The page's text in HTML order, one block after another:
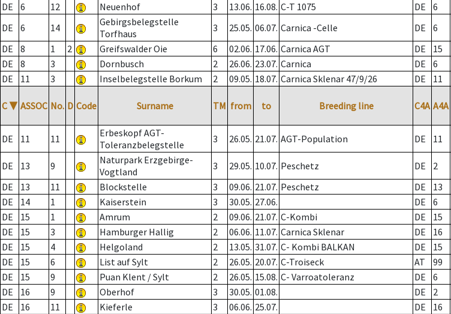
DE
6 12 Neuenhof 3 13.06. 16.08. C-T 1075 DE 6
DE
6 14
Gebirgsbelegstelle
Torfhaus
3 25.05. 06.07. Carnica -Celle DE 6
DE
8 1 2 Greifswalder Oie 6 02.06. 17.06. Carnica AGT DE 15
DE
8 3 Dornbusch 2 26.06. 23.07. Carnica DE 6
DE
11 3 Inselbelegstelle Borkum 2 09.05. 18.07. Carnica Sklenar 47/9/26 DE 11
C ▼ ASSOC No. D Code Surname TM from to Breeding line C4A A4A
DE 11 11
Erbeskopf AGT-
Toleranzbelegstelle
3 26.05. 21.07. AGT-Population DE 11
DE 13 9
Naturpark Erzgebirge-
Vogtland
3 29.05. 10.07. Peschetz DE 2
DE
13 11 Blockstelle 3 09.06. 21.07. Peschetz DE 13
DE
14 1 Kaiserstein 3 30.05. 27.06. DE 6
DE
15 1 Amrum 2 09.06. 21.07. C-Kombi DE 15
DE
15 3 Hamburger Hallig 2 06.06. 11.07. Carnica Sklenar DE 16
DE
15 4 Helgoland 2 13.05. 31.07. C- Kombi BALKAN DE 15
DE
15 6 List auf Sylt 2 26.05. 20.07. C-Troiseck AT 99
DE
15 9 Puan Klent / Sylt 2 26.05. 15.08. C- Varroatoleranz DE 6
DE
16 9 Oberhof 3 30.05. 01.08. DE 2
DE
16 11 Kieferle 3 06.06. 25.07. DE 16